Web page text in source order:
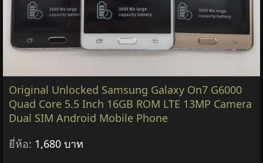
Original Unlocked Samsung Galaxy On7 G6000
Quad Core 5.5 Inch 16GB ROM LTE 13MP Camera
Dual SIM Android Mobile Phone
ยี่ห้อ: 1,680 บาท